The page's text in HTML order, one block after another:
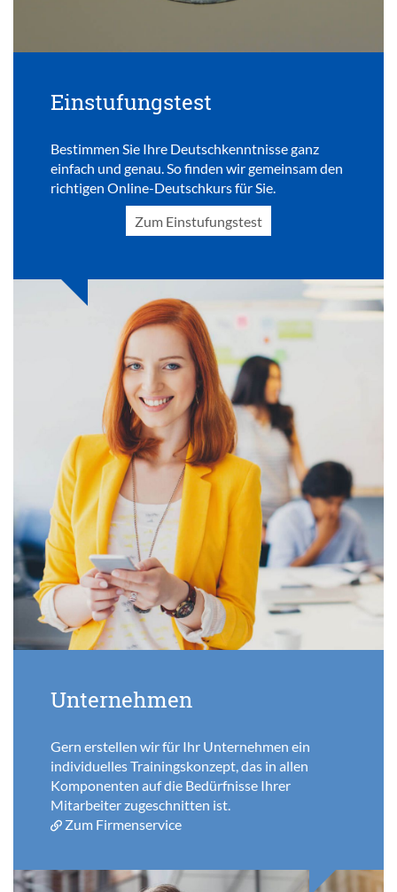
Einstufungstest
Bestimmen Sie Ihre Deutschkenntnisse ganz
einfach und genau. So finden wir gemeinsam den
richtigen Online-Deutschkurs für Sie.
Zum Einstufungstest
Unternehmen
Gern erstellen wir für Ihr Unternehmen ein
individuelles Trainingskonzept, das in allen
Komponenten auf die Bedürfnisse Ihrer
Mitarbeiter zugeschnitten ist.
Zum Firmenservice